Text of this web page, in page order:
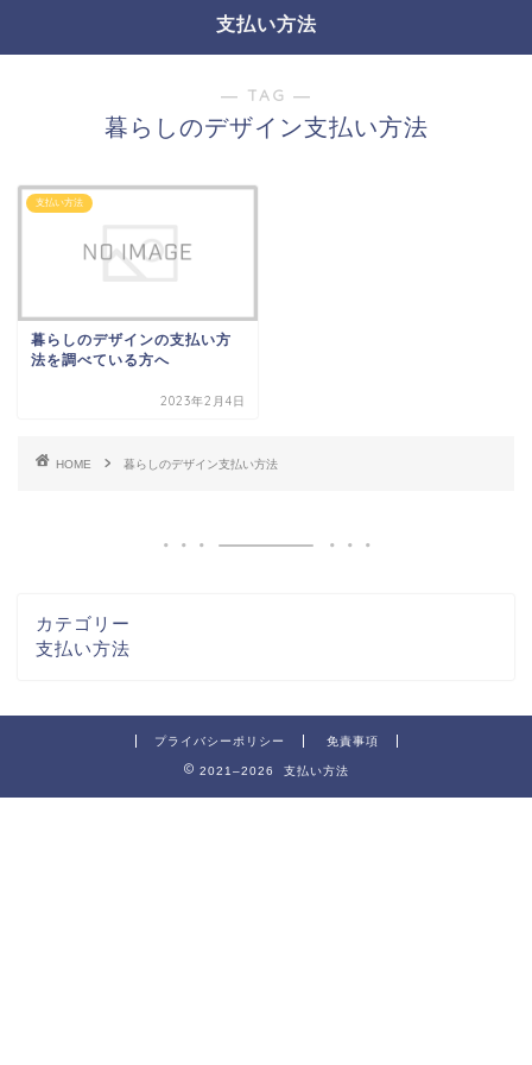
支払い方法
― TAG ―
暮らしのデザイン支払い方法
支払い方法
暮らしのデザインの支払い方
法を調べている方へ
2023年2月4日
HOME 暮らしのデザイン支払い方法
カテゴリー
支払い方法
プライバシーポリシー 免責事項
2021–2026 支払い方法